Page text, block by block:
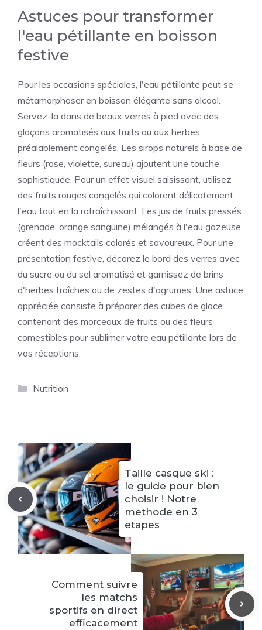
Astuces pour transformer
l'eau pétillante en boisson
festive
Pour les occasions spéciales, l'eau pétillante peut se
métamorphoser en boisson élégante sans alcool.
Servez-la dans de beaux verres à pied avec des
glaçons aromatisés aux fruits ou aux herbes
préalablement congelés. Les sirops naturels à base de
fleurs (rose, violette, sureau) ajoutent une touche
sophistiquée. Pour un effet visuel saisissant, utilisez
des fruits rouges congelés qui colorent délicatement
l'eau tout en la rafraîchissant. Les jus de fruits pressés
(grenade, orange sanguine) mélangés à l'eau gazeuse
créent des mocktails colorés et savoureux. Pour une
présentation festive, décorez le bord des verres avec
du sucre ou du sel aromatisé et garnissez de brins
d'herbes fraîches ou de zestes d'agrumes. Une astuce
appréciée consiste à préparer des cubes de glace
contenant des morceaux de fruits ou des fleurs
comestibles pour sublimer votre eau pétillante lors de
vos réceptions.
Catégories
Nutrition
Taille casque ski :
le guide pour bien
choisir ! Notre
methode en 3
etapes
Comment suivre
les matchs
sportifs en direct
efficacement